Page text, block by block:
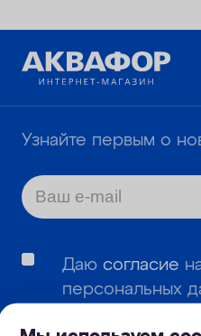
Узнайте первым о
Даю согласие
персональных